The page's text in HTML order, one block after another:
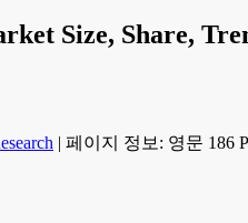
Size, Share,
| 페이지 정보: 영문 186